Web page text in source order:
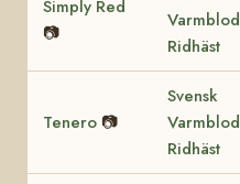
Simply Red
📷
Ridhäst
Tenero 📷
Svensk
Ridhäst